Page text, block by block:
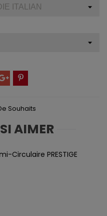
Souhaits
AIMER
Circulaire PRESTIGE